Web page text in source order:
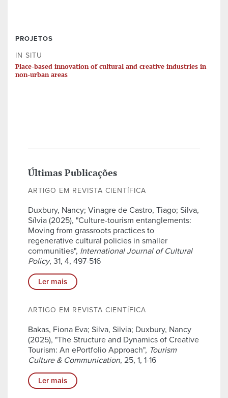
PROJETOS
IN SITU
Place-based innovation of cultural and creative industries in
non-urban areas
Últimas Publicações
ARTIGO EM REVISTA CIENTÍFICA
Duxbury, Nancy; Vinagre de Castro, Tiago; Silva,
Sílvia (2025), "Culture-tourism entanglements:
Moving from grassroots practices to
regenerative cultural policies in smaller
communities", International Journal of Cultural
Policy, 31, 4, 497-516
Ler mais
ARTIGO EM REVISTA CIENTÍFICA
Bakas, Fiona Eva; Silva, Silvia; Duxbury, Nancy
(2025), "The Structure and Dynamics of Creative
Tourism: An ePortfolio Approach", Tourism
Culture & Communication, 25, 1, 1-16
Ler mais